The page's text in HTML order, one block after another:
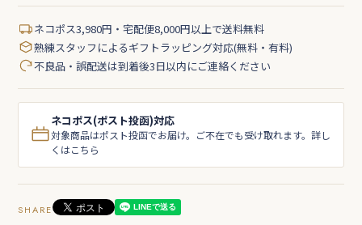
ネコポス3,980円・宅配便8,000円以上で送料無料
熟練スタッフによるギフトラッピング対応(無料・有料)
不良品・誤配送は到着後3日以内にご連絡ください
ネコポス(ポスト投函)対応
対象商品はポスト投函でお届け。ご不在でも受け取れます。詳し
くはこちら
SHARE